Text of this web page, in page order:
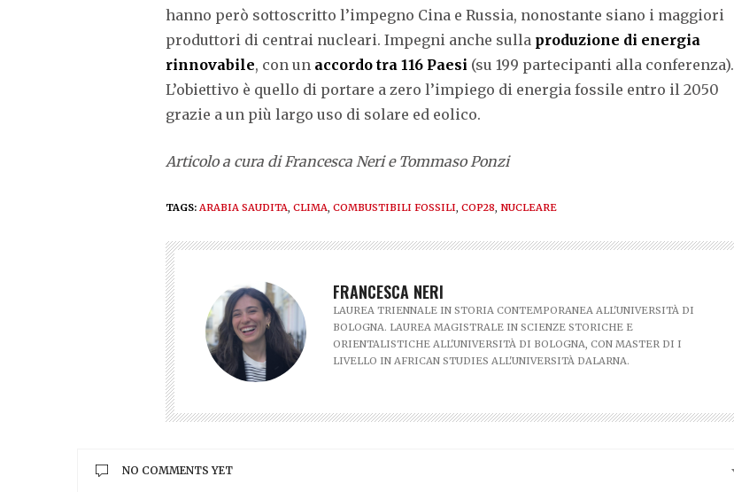
hanno però sottoscritto l’impegno Cina e Russia, nonostante siano i maggiori
produttori di centrai nucleari. Impegni anche sulla produzione di energia
rinnovabile, con un accordo tra 116 Paesi (su 199 partecipanti alla conferenza).
L’obiettivo è quello di portare a zero l’impiego di energia fossile entro il 2050
grazie a un più largo uso di solare ed eolico.
Articolo a cura di Francesca Neri e Tommaso Ponzi
TAGS: ARABIA SAUDITA CLIMA COMBUSTIBILI FOSSILI COP28 NUCLEARE
FRANCESCA NERI
LAUREA TRIENNALE IN STORIA CONTEMPORANEA ALL'UNIVERSITÀ DI
BOLOGNA. LAUREA MAGISTRALE IN SCIENZE STORICHE E
ORIENTALISTICHE ALL'UNIVERSITÀ DI BOLOGNA, CON MASTER DI I
LIVELLO IN AFRICAN STUDIES ALL'UNIVERSITÀ DALARNA.
NO COMMENTS YET